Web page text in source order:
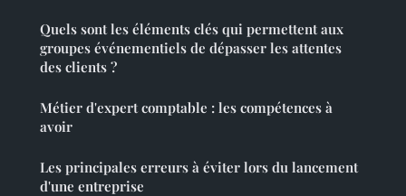
Quels sont les éléments clés qui permettent aux
groupes événementiels de dépasser les attentes
des clients ?
Métier d'expert comptable : les compétences à
avoir
Les principales erreurs à éviter lors du lancement
d'une entreprise